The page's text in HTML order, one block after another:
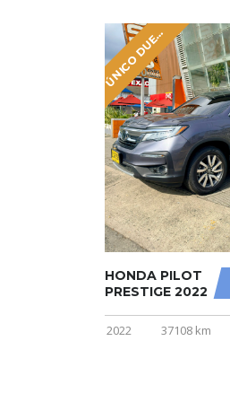
Ú
N
I
C
O
D
U
E
Ñ
O
HONDA PILOT
PRESTIGE 2022
2022 37108 km